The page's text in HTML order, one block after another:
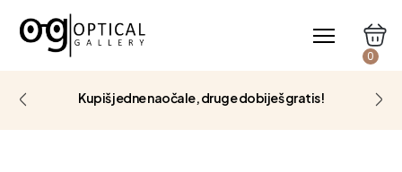
0
Kupiš jedne naočale, druge dobiješ gratis!